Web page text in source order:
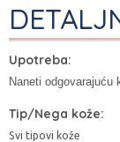
Upotreba:
Naneti odgovarajuću
Tip/Nega kože:
Svi tipovi kože